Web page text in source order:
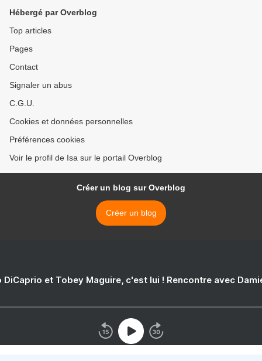
Hébergé par Overblog
Top articles
Pages
Contact
Signaler un abus
C.G.U.
Cookies et données personnelles
Préférences cookies
Voir le profil de Isa sur le portail Overblog
Créer un blog sur Overblog
Créer un blog
DiCaprio et Tobey Maguire, c'est lui ! Rencontre avec